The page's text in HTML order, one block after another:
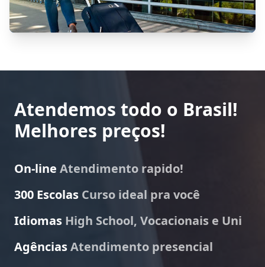
Atendemos todo o Brasil!
Melhores preços!
On-line Atendimento rapido!
300 Escolas Curso ideal pra você
Idiomas High School, Vocacionais e Uni
AgênciasAtendimento presencial